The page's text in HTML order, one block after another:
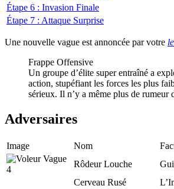
Étape 6 : Invasion Finale
Étape 7 : Attaque Surprise
Une nouvelle vague est annoncée par votre
Frappe Offensive
Un groupe d’élite super entraîné a
action, stupéfiant les forces les plus
sérieux. Il n’y a même plus de rumeur
Adversaires
Image Nom
Rôdeur Louche
Cerveau Rusé